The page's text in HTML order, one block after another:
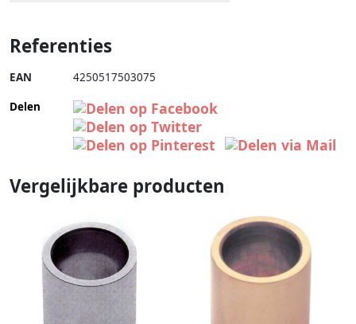
Referenties
EAN 4250517503075
Delen
Vergelijkbare producten